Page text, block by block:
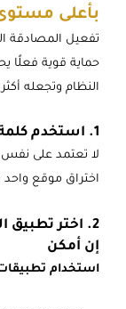
بأعلى
تفعيل المصادقة
حماية قوية فعلًا
النظام وتجعله
1. استخدم كلمة مرور قوية ومختلفة لكل حساب
لا تعتمد على نفس
اختراق موقع
2. اختر
إن أمكن
استخدام